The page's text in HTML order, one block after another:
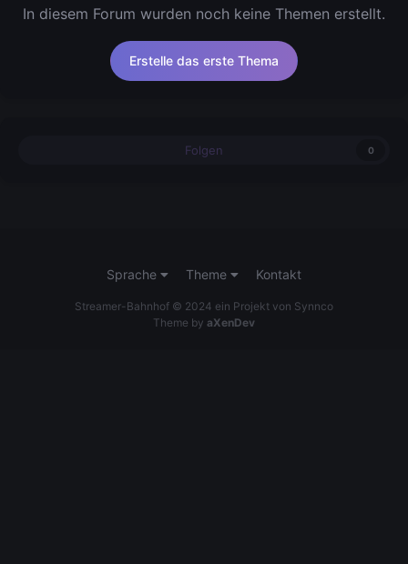
In diesem Forum wurden noch keine Themen erstellt.
Erstelle das erste Thema
Folgen 0
Sprache Theme Kontakt
Streamer-Bahnhof © 2024 ein Projekt von Synnco
Theme by aXenDev